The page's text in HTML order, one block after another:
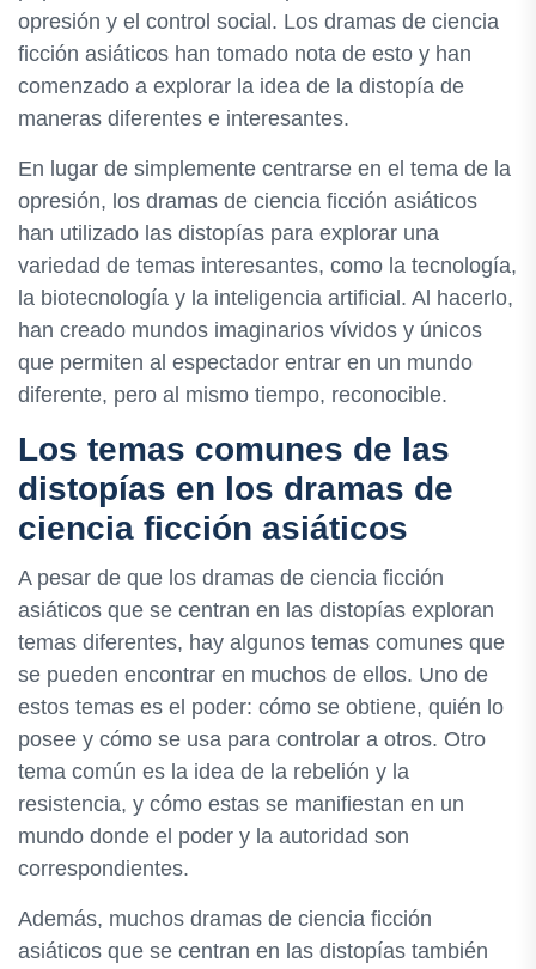
opresión y el control social. Los dramas de ciencia
ficción asiáticos han tomado nota de esto y han
comenzado a explorar la idea de la distopía de
maneras diferentes e interesantes.
En lugar de simplemente centrarse en el tema de la
opresión, los dramas de ciencia ficción asiáticos
han utilizado las distopías para explorar una
variedad de temas interesantes, como la tecnología,
la biotecnología y la inteligencia artificial. Al hacerlo,
han creado mundos imaginarios vívidos y únicos
que permiten al espectador entrar en un mundo
diferente, pero al mismo tiempo, reconocible.
Los temas comunes de las
distopías en los dramas de
ciencia ficción asiáticos
A pesar de que los dramas de ciencia ficción
asiáticos que se centran en las distopías exploran
temas diferentes, hay algunos temas comunes que
se pueden encontrar en muchos de ellos. Uno de
estos temas es el poder: cómo se obtiene, quién lo
posee y cómo se usa para controlar a otros. Otro
tema común es la idea de la rebelión y la
resistencia, y cómo estas se manifiestan en un
mundo donde el poder y la autoridad son
correspondientes.
Además, muchos dramas de ciencia ficción
asiáticos que se centran en las distopías también